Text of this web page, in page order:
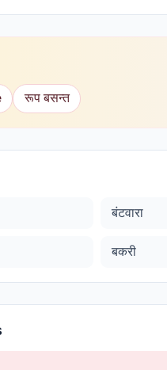
रूप बसन्त
बंटवारा
बकरी